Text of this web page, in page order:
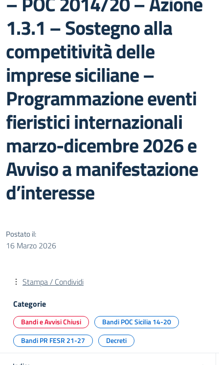
1.3.1 – Sostegno alla
competitività delle
imprese siciliane –
Programmazione eventi
fieristici internazionali
marzo-dicembre 2026 e
Avviso a manifestazione
d’interesse
Postato il:
16 Marzo 2026
Stampa / Condividi
Categorie
Bandi e Avvisi Chiusi
Bandi POC Sicilia 14-20
Bandi PR FESR 21-27
Decreti